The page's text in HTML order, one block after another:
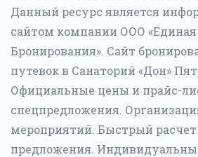
Данный ресурс является
сайтом компании ООО
Бронирования». Сайт
путевок в Санаторий «Дон»
Официальные цены и прайс-
спецпредложения.
мероприятий. Быстрый расчет
предложения.